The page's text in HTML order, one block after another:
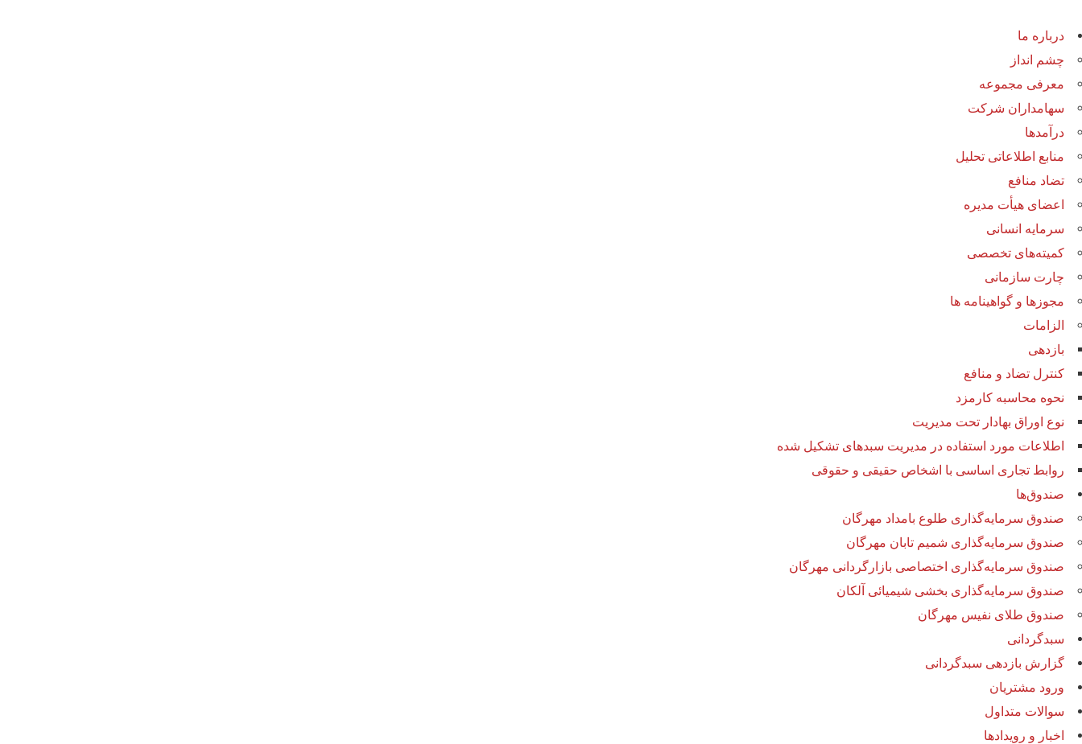
درباره ما
چشم انداز
معرفی مجموعه
سهامداران شرکت
درآمد‌ها
منابع اطلاعاتی تحلیل
تضاد منافع
اعضای هیأت مدیره
سرمایه انسانی
کمیته‌های تخصصی
چارت سازمانی
مجوزها و گواهینامه ها
الزامات
بازدهی
کنترل تضاد و منافع
نحوه محاسبه کارمزد
نوع اوراق بهادار تحت مدیریت
اطلاعات مورد استفاده در مدیریت سبدهای تشکیل شده
روابط تجاری اساسی با اشخاص حقیقی و حقوقی
صندوق‌ها
صندوق سرمایه‌گذاری طلوع بامداد مهرگان
صندوق سرمایه‌گذاری شمیم تابان مهرگان
صندوق سرمایه‌گذاری اختصاصی بازارگردانی مهرگان
صندوق سرمایه‌گذاری بخشی شیمیائی آلکان
صندوق طلای نفیس مهرگان
سبدگردانی
گزارش بازدهی سبدگردانی
ورود مشتریان
سوالات متداول
اخبار و رویدادها